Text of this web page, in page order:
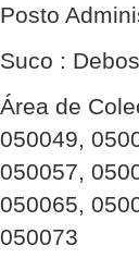
Posto
Suco :
Área de
050049,
050057,
050065,
050073